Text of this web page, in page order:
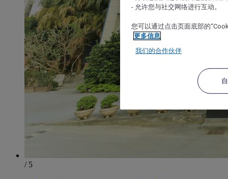
/ 5
- 允许您与社交网络进行互动。
您可以通过点击页面底部的
更多信息
我们的合作伙伴